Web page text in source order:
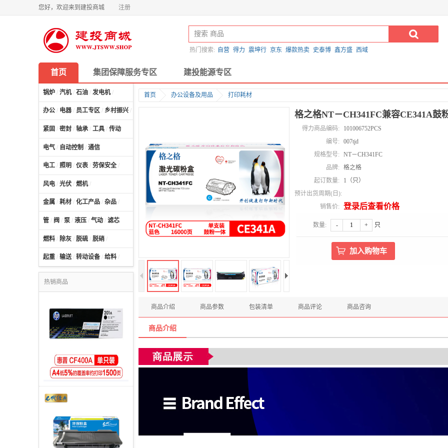
您好，欢迎来到建投商城 注册
热门搜索: 自营 得力 震坤行 京东 爆款热卖 史泰博 鑫方盛 西域
首页 集团保障服务专区 建投能源专区
锅炉 / 汽机/ 石油 / 发电机/
办公 / 电器 / 员工专区 / 乡村振兴 /
紧固 / 密封 / 轴承 / 工具 / 传动
电气 / 自动控制 / 通信
电工 / 照明 / 仪表 / 劳保安全 /
风电 / 光伏 / 燃机/
金属 / 耗材 / 化工产品 / 杂品 /
管 / 阀 / 泵 / 液压 / 气动 / 滤芯
燃料 / 除灰 / 脱硫 / 脱硝 /
起重 / 输送/ 转动设备 / 给料 /
热销商品
首页 办公设备及用品 打印耗材
格之格NT－CH341FC兼容CE341A鼓
得力商品编码:
101006752PCS
编号:
007tjd
规格型号:
NT－CH341FC
品牌:
格之格
起订数量:
1（只）
预计出货周期(日):
销售价:
登录后查看价格
数量: - + 只
商品介绍 商品参数 包装清单 商品评论 商品咨询
商品介绍